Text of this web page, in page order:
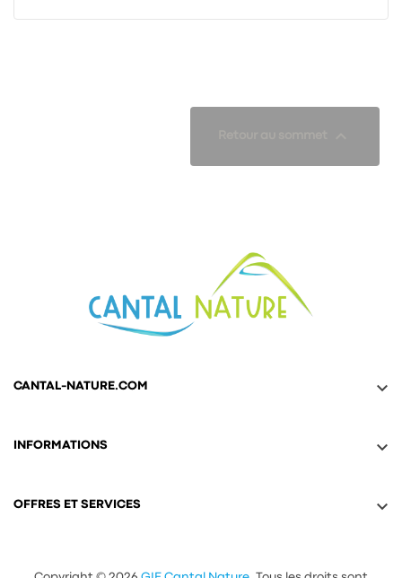
CANTAL-NATURE.COM 
INFORMATIONS 
OFFRES ET SERVICES 